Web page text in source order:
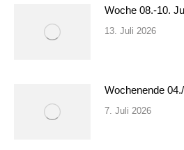
Woche 08.-10.
13. Juli 2026
Wochenende
7. Juli 2026